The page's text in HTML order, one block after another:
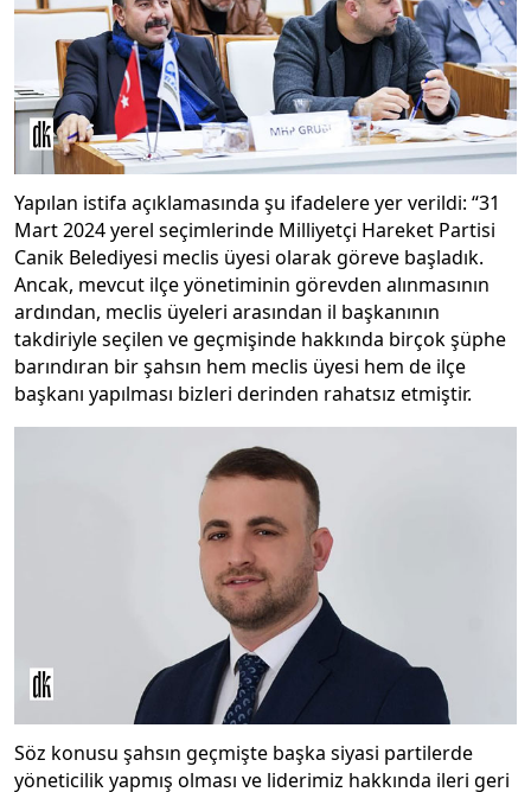
Yapılan istifa açıklamasında şu ifadelere yer verildi: “31
Mart 2024 yerel seçimlerinde Milliyetçi Hareket Partisi
Canik Belediyesi meclis üyesi olarak göreve başladık.
Ancak, mevcut ilçe yönetiminin görevden alınmasının
ardından, meclis üyeleri arasından il başkanının
takdiriyle seçilen ve geçmişinde hakkında birçok şüphe
barındıran bir şahsın hem meclis üyesi hem de ilçe
başkanı yapılması bizleri derinden rahatsız etmiştir.
Söz konusu şahsın geçmişte başka siyasi partilerde
yöneticilik yapmış olması ve liderimiz hakkında ileri geri